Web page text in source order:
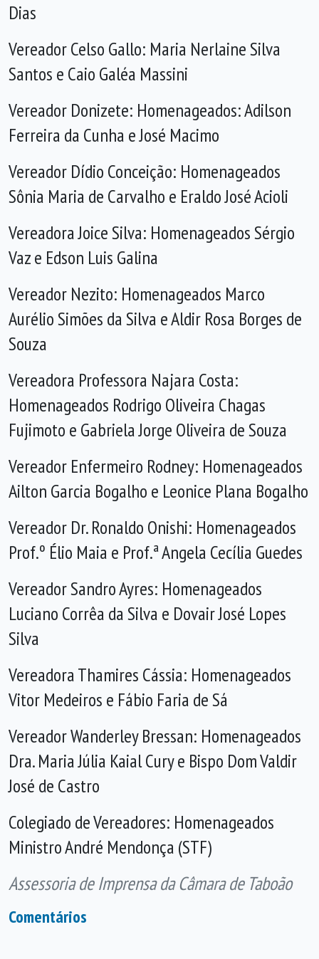
Dias
Vereador Celso Gallo: Maria Nerlaine Silva
Santos e Caio Galéa Massini
Vereador Donizete: Homenageados: Adilson
Ferreira da Cunha e José Macimo
Vereador Dídio Conceição: Homenageados
Sônia Maria de Carvalho e Eraldo José Acioli
Vereadora Joice Silva: Homenageados Sérgio
Vaz e Edson Luis Galina
Vereador Nezito: Homenageados Marco
Aurélio Simões da Silva e Aldir Rosa Borges de
Souza
Vereadora Professora Najara Costa:
Homenageados Rodrigo Oliveira Chagas
Fujimoto e Gabriela Jorge Oliveira de Souza
Vereador Enfermeiro Rodney: Homenageados
Ailton Garcia Bogalho e Leonice Plana Bogalho
Vereador Dr. Ronaldo Onishi: Homenageados
Prof.º Élio Maia e Prof.ª Angela Cecília Guedes
Vereador Sandro Ayres: Homenageados
Luciano Corrêa da Silva e Dovair José Lopes
Silva
Vereadora Thamires Cássia: Homenageados
Vitor Medeiros e Fábio Faria de Sá
Vereador Wanderley Bressan: Homenageados
Dra. Maria Júlia Kaial Cury e Bispo Dom Valdir
José de Castro
Colegiado de Vereadores: Homenageados
Ministro André Mendonça (STF)
Assessoria de Imprensa da Câmara de Taboão
Comentários